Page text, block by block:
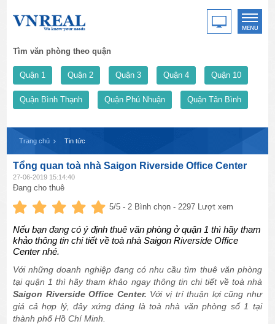
Tìm văn phòng theo quận
Quận 1 Quận 2 Quận 3 Quận 4 Quận 10
Quận Bình Thạnh Quận Phú Nhuận Quận Tân Bình
Trang chủ Tin tức
Tổng quan toà nhà Saigon Riverside Office Center
27-06-2019 15:14:40
Đang cho thuê
5/5 -2 Bình chọn - 2297 Lượt xem
Nếu bạn đang có ý định thuê văn phòng ở quận 1 thì hãy tham
khảo thông tin chi tiết về toà nhà Saigon Riverside Office
Center nhé.
Với những doanh nghiệp đang có nhu cầu tìm thuê văn phòng
tại quận 1 thì hãy tham khảo ngay thông tin chi tiết về toà nhà
Saigon Riverside Office Center. Với vị trí thuận lợi cũng như
giá cả hợp lý, đây xứng đáng là toà nhà văn phòng số 1 tại
thành phố Hồ Chí Minh.